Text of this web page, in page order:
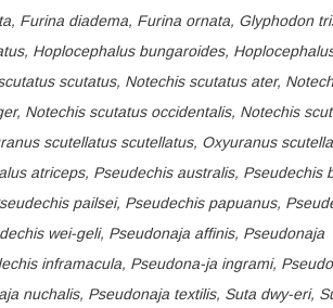
Furina diadema, Furina ornata, Glyphodon
Hoplocephalus bungaroides,
scutatus, Notechis scutatus ater,
Notechis scutatus occidentalis, Notechis
scutellatus scutellatus, Oxyuranus
atriceps, Pseudechis australis, Pseudechis
pailsei, Pseudechis papuanus,
wei-geli, Pseudonaja affinis, Pseudonaja
inframacula, Pseudona-ja ingrami,
nuchalis, Pseudonaja textilis, Suta dwy-eri,